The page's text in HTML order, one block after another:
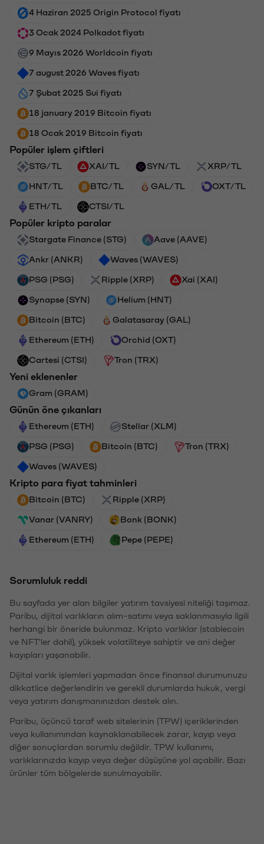
4 Haziran 2025 Origin Protocol fiyatı
3 Ocak 2024 Polkadot fiyatı
9 Mayıs 2026 Worldcoin fiyatı
7 august 2026 Waves fiyatı
7 Şubat 2025 Sui fiyatı
18 january 2019 Bitcoin fiyatı
18 Ocak 2019 Bitcoin fiyatı
Popüler işlem çiftleri
STG/TL XAI/TL SYN/TL XRP/TL
HNT/TL BTC/TL GAL/TL OXT/TL
ETH/TL CTSI/TL
Popüler kripto paralar
Stargate Finance (STG) Aave (AAVE)
Ankr (ANKR) Waves (WAVES)
PSG (PSG) Ripple (XRP) Xai (XAI)
Synapse (SYN) Helium (HNT)
Bitcoin (BTC) Galatasaray (GAL)
Ethereum (ETH) Orchid (OXT)
Cartesi (CTSI) Tron (TRX)
Yeni eklenenler
Gram (GRAM)
Günün öne çıkanları
Ethereum (ETH) Stellar (XLM)
PSG (PSG) Bitcoin (BTC) Tron (TRX)
Waves (WAVES)
Kripto para fiyat tahminleri
Bitcoin (BTC) Ripple (XRP)
Vanar (VANRY) Bonk (BONK)
Ethereum (ETH) Pepe (PEPE)
Sorumluluk reddi
Bu sayfada yer alan bilgiler yatırım tavsiyesi niteliği taşımaz.
Paribu, dijital varlıkların alım-satımı veya saklanmasıyla ilgili
herhangi bir öneride bulunmaz. Kripto varlıklar (stablecoin
ve NFT'ler dahil), yüksek volatiliteye sahiptir ve ani değer
kayıpları yaşanabilir.
Dijital varlık işlemleri yapmadan önce finansal durumunuzu
dikkatlice değerlendirin ve gerekli durumlarda hukuk, vergi
veya yatırım danışmanınızdan destek alın.
Paribu, üçüncü taraf web sitelerinin (TPW) içeriklerinden
veya kullanımından kaynaklanabilecek zarar, kayıp veya
diğer sonuçlardan sorumlu değildir. TPW kullanımı,
varlıklarınızda kayıp veya değer düşüşüne yol açabilir. Bazı
ürünler tüm bölgelerde sunulmayabilir.